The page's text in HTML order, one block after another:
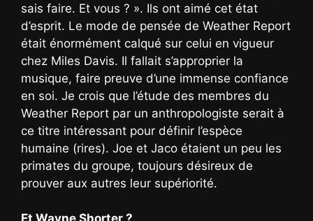
sais faire. Et vous ? ». Ils ont aimé cet état
d’esprit. Le mode de pensée de Weather Report
était énormément calqué sur celui en vigueur
chez Miles Davis. Il fallait s’approprier la
musique, faire preuve d’une immense confiance
en soi. Je crois que l’étude des membres du
Weather Report par un anthropologiste serait à
ce titre intéressant pour définir l’espèce
humaine (rires). Joe et Jaco étaient un peu les
primates du groupe, toujours désireux de
prouver aux autres leur supériorité.